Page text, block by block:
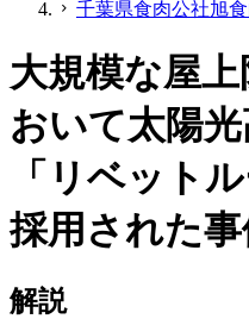
chevron_right 千葉県食肉公社旭
大規模な屋
おいて太陽
「リベット
採用された事
解説